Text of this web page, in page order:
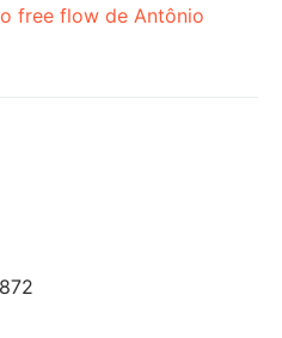
free flow de Antônio